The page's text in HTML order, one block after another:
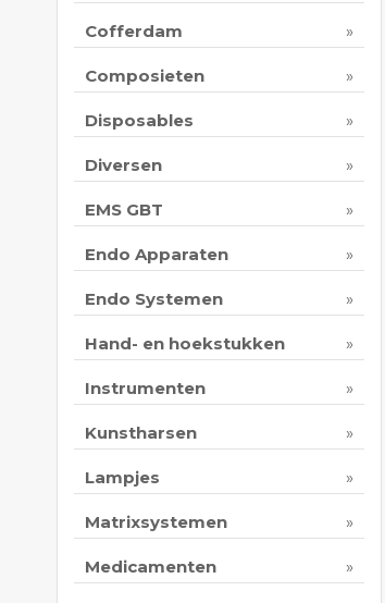
Cofferdam
Composieten
Disposables
Diversen
EMS GBT
Endo Apparaten
Endo Systemen
Hand- en hoekstukken
Instrumenten
Kunstharsen
Lampjes
Matrixsystemen
Medicamenten